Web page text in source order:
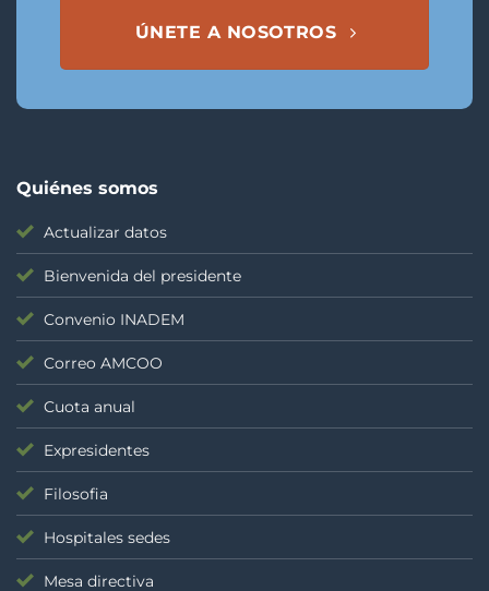
ÚNETE A NOSOTROS
Quiénes somos
Actualizar datos
Bienvenida del presidente
Convenio INADEM
Correo AMCOO
Cuota anual
Expresidentes
Filosofia
Hospitales sedes
Mesa directiva